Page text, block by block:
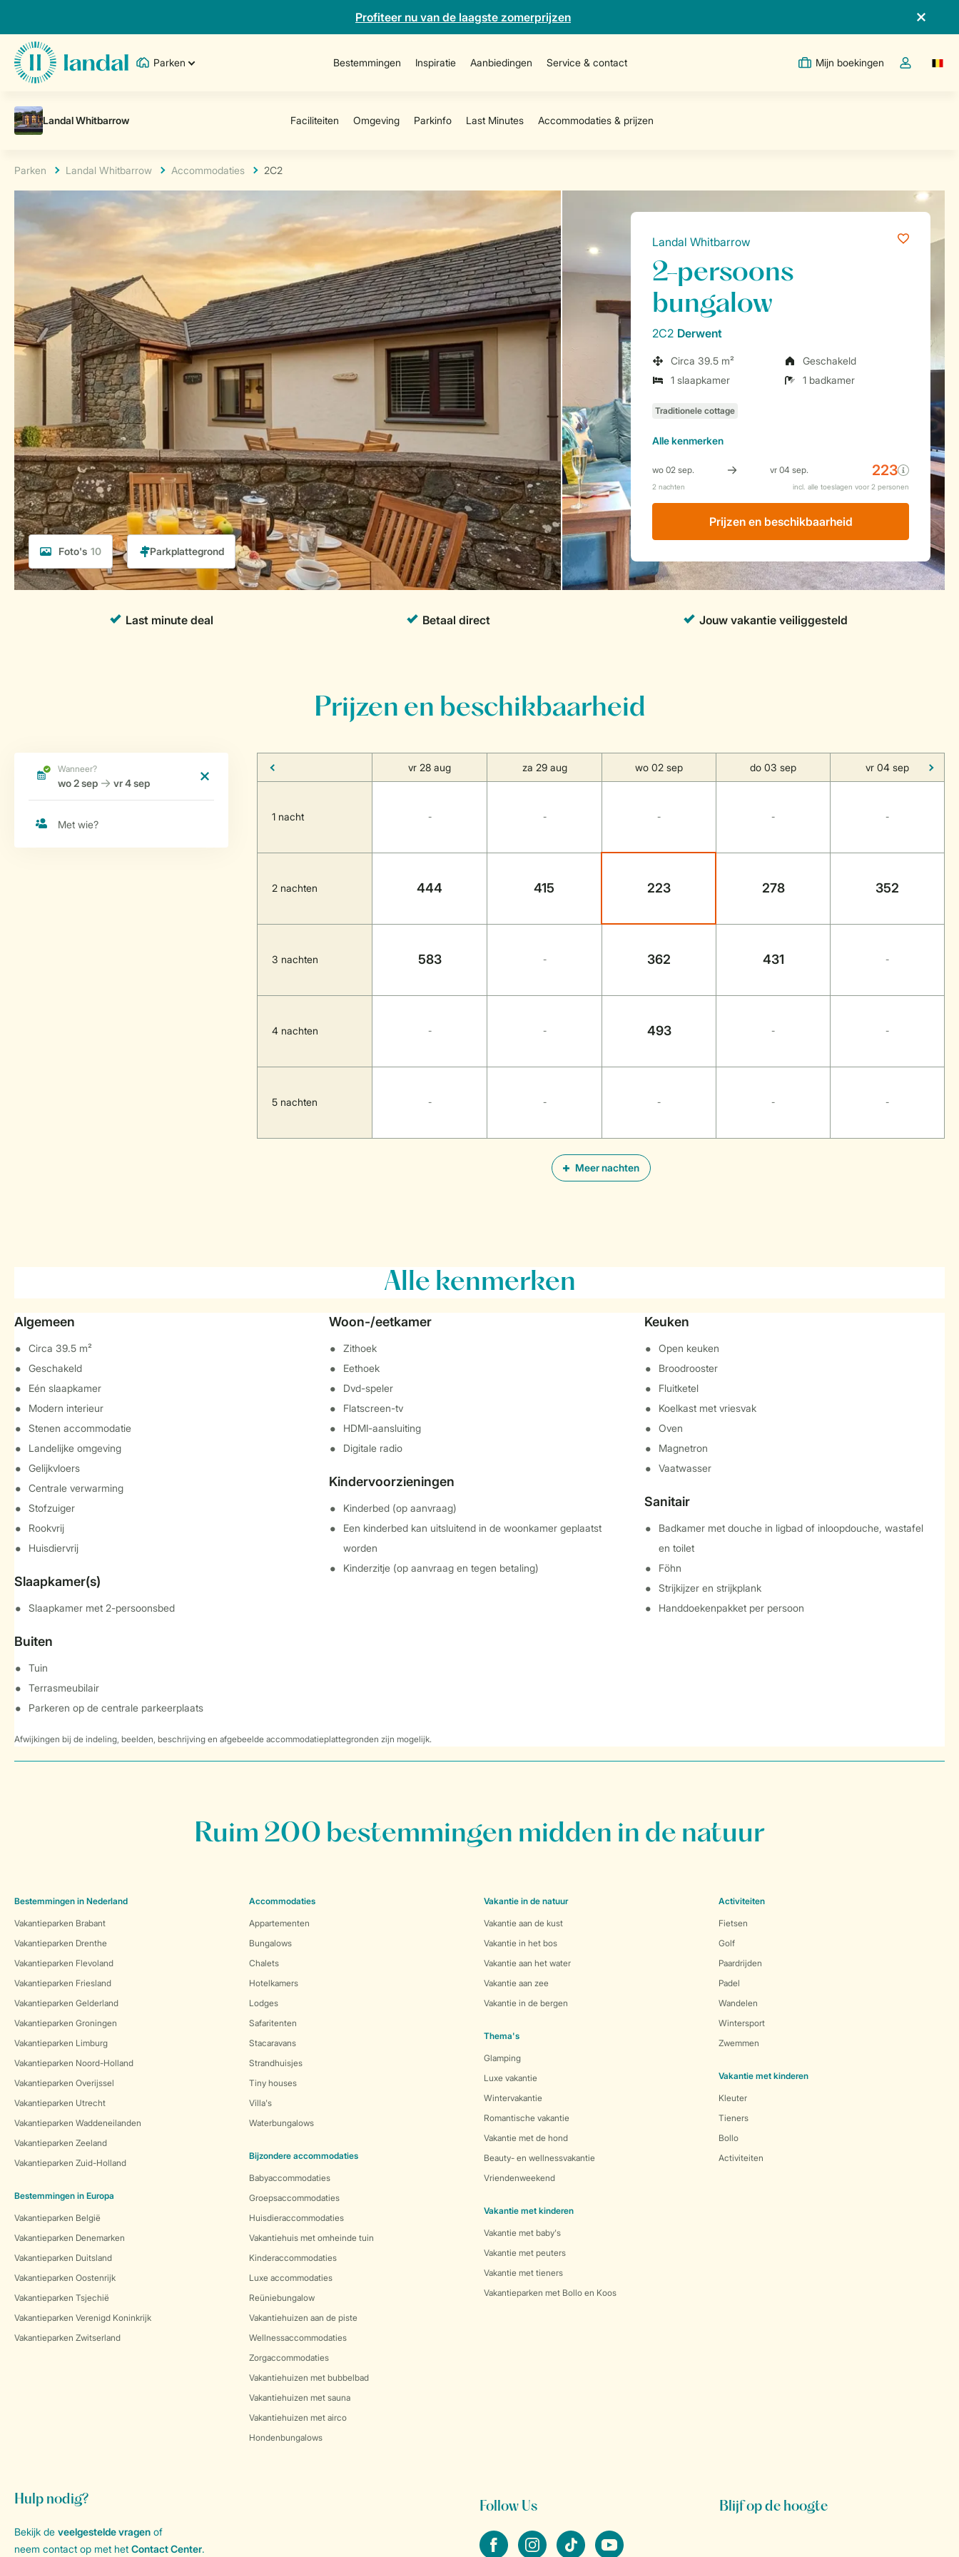
Profiteer nu van de laagste zomerprijzen
Parken Bestemmingen Inspiratie Aanbiedingen Service & contact Mijn boekingen
Open de
Parken Landal Whitbarrow Accommodaties 2C2
Foto's 10
Landal Whitbarrow
2-persoons
bungalow
2C2 Derwent
Circa 39.5 m²
Geschakeld
1 slaapkamer
1 badkamer
Allekenmerken
Prijzen en beschikbaarheid
Prijzen en beschikbaarheid
Meer nachten
vr 28 aug za 29 aug wo 02 sep do 03 sep vr 04 sep
1 nacht - - - - -
2 nachten 444 415 223 278 352
3 nachten 583 - 362 431 -
4 nachten - - 493 - -
5 nachten - - - - -
Alle kenmerken
Algemeen
Circa 39.5 m²
Geschakeld
Eén slaapkamer
Modern interieur
Stenen accommodatie
Landelijke omgeving
Gelijkvloers
Centrale verwarming
Stofzuiger
Rookvrij
Huisdiervrij
Slaapkamer(s)
Slaapkamer met 2-persoonsbed
Buiten
Tuin
Terrasmeubilair
Parkeren op de centrale parkeerplaats
Woon-/eetkamer
Zithoek
Eethoek
Dvd-speler
Flatscreen-tv
HDMI-aansluiting
Digitale radio
Kindervoorzieningen
Kinderbed (op aanvraag)
Een kinderbed kan uitsluitend in de woonkamer geplaatst
worden
Kinderzitje (op aanvraag en tegen betaling)
Keuken
Open keuken
Broodrooster
Fluitketel
Koelkast met vriesvak
Oven
Magnetron
Vaatwasser
Sanitair
Badkamer met douche in ligbad of inloopdouche, wastafel
en toilet
Föhn
Strijkijzer en strijkplank
Handdoekenpakket per persoon
Afwijkingen bij de indeling, beelden, beschrijving en afgebeelde accommodatieplattegronden zijn mogelijk.
Ruim 200 bestemmingen midden in de natuur
Bestemmingen in Nederland
Vakantieparken Brabant
Vakantieparken Drenthe
Vakantieparken Flevoland
Vakantieparken Friesland
Vakantieparken Gelderland
Vakantieparken Groningen
Vakantieparken Limburg
Vakantieparken Noord-Holland
Vakantieparken Overijssel
Vakantieparken Utrecht
Vakantieparken Waddeneilanden
Vakantieparken Zeeland
Vakantieparken Zuid-Holland
Bestemmingen in Europa
Vakantieparken België
Vakantieparken Denemarken
Vakantieparken Duitsland
Vakantieparken Oostenrijk
Vakantieparken Tsjechië
Vakantieparken Verenigd Koninkrijk
Vakantieparken Zwitserland
Accommodaties
Appartementen
Bungalows
Chalets
Hotelkamers
Lodges
Safaritenten
Stacaravans
Strandhuisjes
Tiny houses
Villa's
Waterbungalows
Bijzondere accommodaties
Babyaccommodaties
Groepsaccommodaties
Huisdieraccommodaties
Vakantiehuis met omheinde tuin
Kinderaccommodaties
Luxe accommodaties
Reüniebungalow
Vakantiehuizen aan de piste
Wellnessaccommodaties
Zorgaccommodaties
Vakantiehuizen met bubbelbad
Vakantiehuizen met sauna
Vakantiehuizen met airco
Hondenbungalows
Vakantie in de natuur
Vakantie aan de kust
Vakantie in het bos
Vakantie aan het water
Vakantie aan zee
Vakantie in de bergen
Thema's
Glamping
Luxe vakantie
Wintervakantie
Romantische vakantie
Vakantie met de hond
Beauty- en wellnessvakantie
Vriendenweekend
Vakantie met kinderen
Vakantie met baby's
Vakantie met peuters
Vakantie met tieners
Vakantieparken met Bollo en Koos
Activiteiten
Fietsen
Golf
Paardrijden
Padel
Wandelen
Wintersport
Zwemmen
Vakantie met kinderen
Kleuter
Tieners
Bollo
Activiteiten
Hulp nodig?
Bekijk de veelgestelde vragen of
neem contact op met het Contact Center.
Follow Us
facebookinstagramtiktok youtube
Blijf op de hoogte